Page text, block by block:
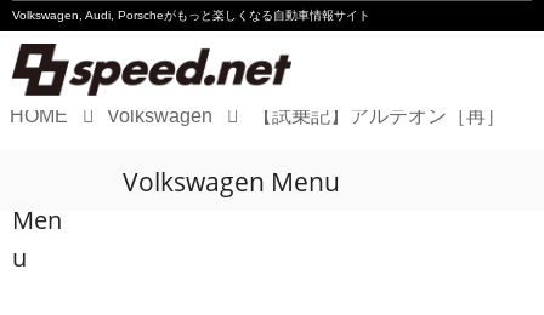
Volkswagen, Audi, Porscheがもっと楽しくなる自動車情報サイト
Audi
HOME Volkswagen 【試乗記】アルテオン［再］
Men
u
Volkswagen Menu